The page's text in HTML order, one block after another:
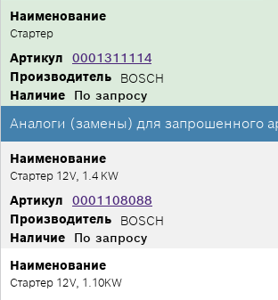
Производитель BOSCH
Артикул 0001311114
Наименование
Стартер
Наличие По запросу
Аналоги (замены) для запрошенного
Производитель BOSCH
Артикул 0001108088
Наименование
Стартер 12V, 1.4 KW
Наличие
По запросу
Наименование
Стартер 12V, 1.10KW